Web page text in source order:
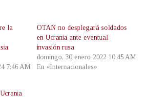
la
7:46 AM
OTAN no desplegará soldados
en Ucrania ante eventual
invasión rusa
domingo, 30 enero 2022 10:45 AM
En «Internacionales»